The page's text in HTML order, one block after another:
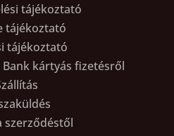
tájékoztató
tájékoztató
tájékoztató
Bank kártyás fizetésről
szerződéstől